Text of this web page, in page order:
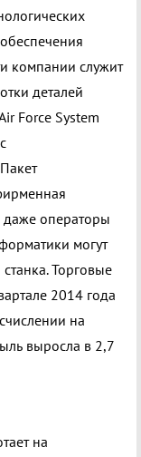
компании служит
деталей
Force System
даже операторы
могут
Торговые
2014 года
на
выросла в 2,7
на